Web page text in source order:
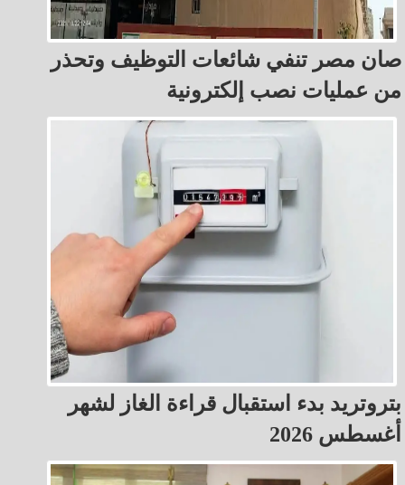
صان مصر تنفي شائعات التوظيف وتحذر
من عمليات نصب إلكترونية
بتروتريد بدء استقبال قراءة الغاز لشهر
أغسطس 2026